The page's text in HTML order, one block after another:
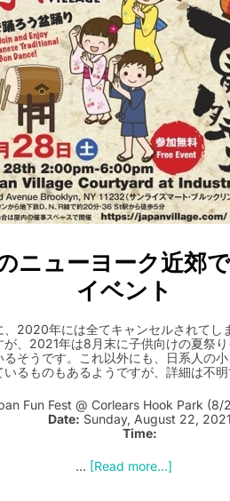
ニューヨーク近郊
イベント
、2020年には全てキャンセルされてし
が、2021年は8月末に子供向けの夏祭
そうです。これ以外にも、日系人の
るものもあるようですが、詳細は不明
Fun Fest @ Corlears Hook Park (8/
Date: Sunday, August 22, 2021
Time:
… [Read more...]